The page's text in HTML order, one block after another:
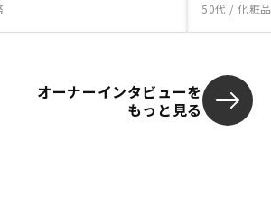
50代 / 化粧
オーナーインタビューを
もっと見る